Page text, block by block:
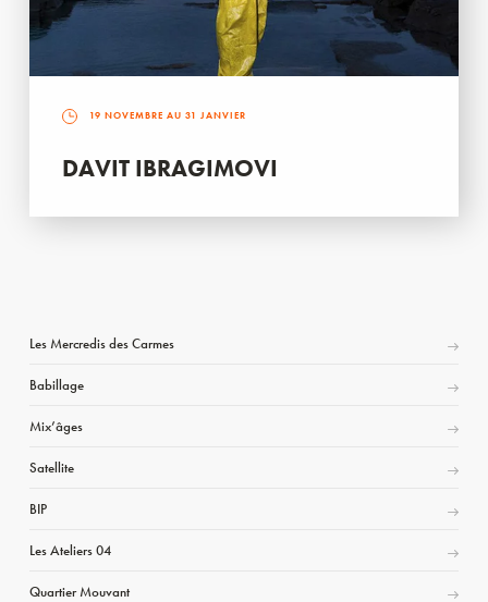
19 NOVEMBRE AU 31 JANVIER
DAVIT IBRAGIMOVI
Les Mercredis des Carmes
Babillage
Mix’âges
Satellite
BIP
Les Ateliers 04
Quartier Mouvant